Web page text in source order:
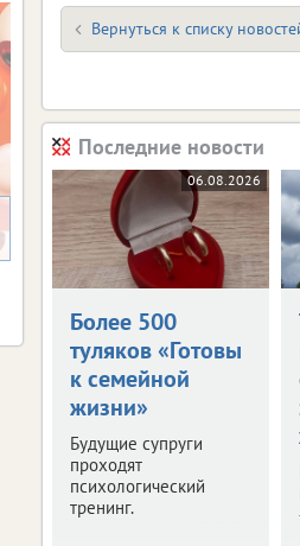
Вернуться к списку
Последние новости
06.08.2026
Более 500
туляков «Готовы
к семейной
жизни»
Будущие супруги
проходят
психологический
тренинг.